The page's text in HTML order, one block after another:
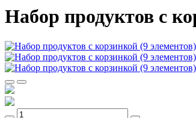
Набор продуктов с